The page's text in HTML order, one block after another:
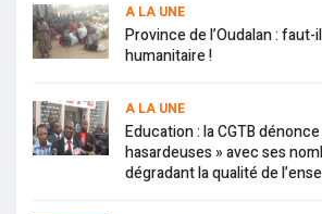
A LA UNE
Province de l’Oudalan :
humanitaire !
A LA UNE
Education : la CGTB
hasardeuses » avec ses
dégradant la qualité de